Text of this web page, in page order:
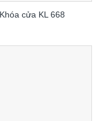
Khóa cửa KL 668